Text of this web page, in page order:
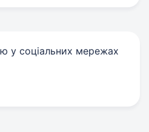
у соціальних мережах
link